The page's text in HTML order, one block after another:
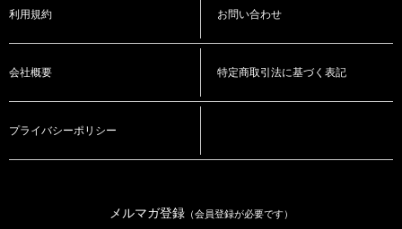
利用規約 お問い合わせ
会社概要 特定商取引法に基づく表記
プライバシーポリシー
メルマガ登録（会員登録が必要です）